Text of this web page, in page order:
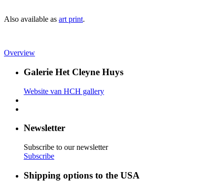
Also available as art print.
Overview
Galerie Het Cleyne Huys
Website van HCH gallery
Newsletter
Subscribe to our newsletter
Subscribe
Shipping options to the USA